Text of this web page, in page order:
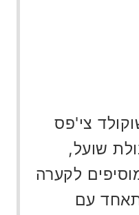
צי'פס
שועל,
לקערה
עם